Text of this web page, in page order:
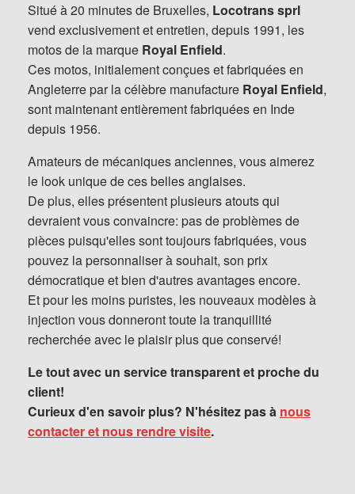
Situé à 20 minutes de Bruxelles, Locotrans sprl
vend exclusivement et entretien, depuis 1991, les
motos de la marque Royal Enfield.
Ces motos, initialement conçues et fabriquées en
Angleterre par la célèbre manufacture Royal Enfield,
sont maintenant entièrement fabriquées en Inde
depuis 1956.
Amateurs de mécaniques anciennes, vous aimerez
le look unique de ces belles anglaises.
De plus, elles présentent plusieurs atouts qui
devraient vous convaincre: pas de problèmes de
pièces puisqu'elles sont toujours fabriquées, vous
pouvez la personnaliser à souhait, son prix
démocratique et bien d'autres avantages encore.
Et pour les moins puristes, les nouveaux modèles à
injection vous donneront toute la tranquillité
recherchée avec le plaisir plus que conservé!
Le tout avec un service transparent et proche du
client!
Curieux d'en savoir plus? N'hésitez pas à nous
contacter et nous rendre visite.